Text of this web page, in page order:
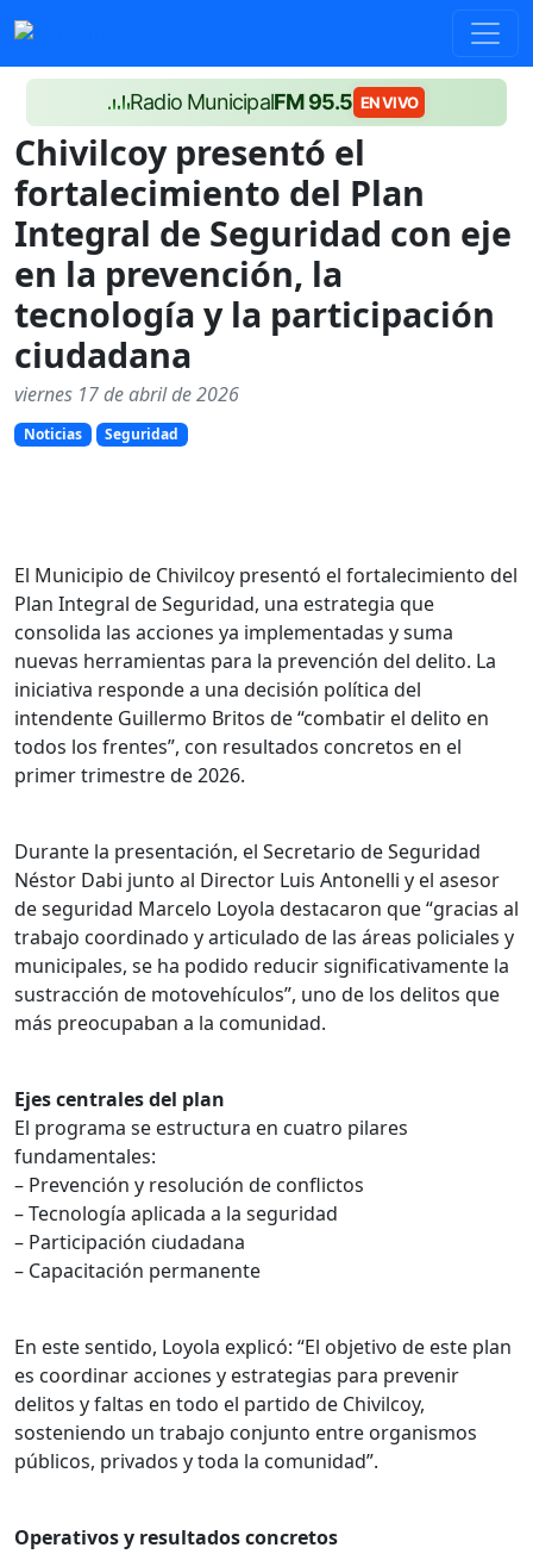
Radio MunicipalFM 95.5 EN VIVO
Chivilcoy presentó el
fortalecimiento del Plan
Integral de Seguridad con eje
en la prevención, la
tecnología y la participación
ciudadana
viernes 17 de abril de 2026
Noticias Seguridad
El Municipio de Chivilcoy presentó el fortalecimiento del
Plan Integral de Seguridad, una estrategia que
consolida las acciones ya implementadas y suma
nuevas herramientas para la prevención del delito. La
iniciativa responde a una decisión política del
intendente Guillermo Britos de “combatir el delito en
todos los frentes”, con resultados concretos en el
primer trimestre de 2026.
Durante la presentación, el Secretario de Seguridad
Néstor Dabi junto al Director Luis Antonelli y el asesor
de seguridad Marcelo Loyola destacaron que “gracias al
trabajo coordinado y articulado de las áreas policiales y
municipales, se ha podido reducir significativamente la
sustracción de motovehículos”, uno de los delitos que
más preocupaban a la comunidad.
Ejes centrales del plan
El programa se estructura en cuatro pilares
fundamentales:
– Prevención y resolución de conflictos
– Tecnología aplicada a la seguridad
– Participación ciudadana
– Capacitación permanente
En este sentido, Loyola explicó: “El objetivo de este plan
es coordinar acciones y estrategias para prevenir
delitos y faltas en todo el partido de Chivilcoy,
sosteniendo un trabajo conjunto entre organismos
públicos, privados y toda la comunidad”.
Operativos y resultados concretos